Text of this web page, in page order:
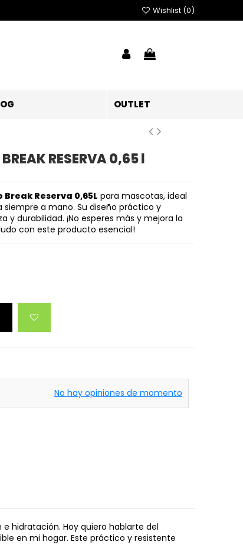
Wishlist (0)
OUTLET
RESERVA 0,65 l
Reserva 0,65L para mascotas, ideal
a mano. Su diseño práctico y
y durabilidad. ¡No esperes más y mejora la
con este producto esencial!
No hay opiniones de momento
hidratación. Hoy quiero hablarte del
en mi hogar. Este práctico y resistente